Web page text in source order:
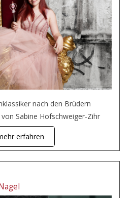
nach den Brüdern
Sabine Hofschweiger-Zihr
erfahren